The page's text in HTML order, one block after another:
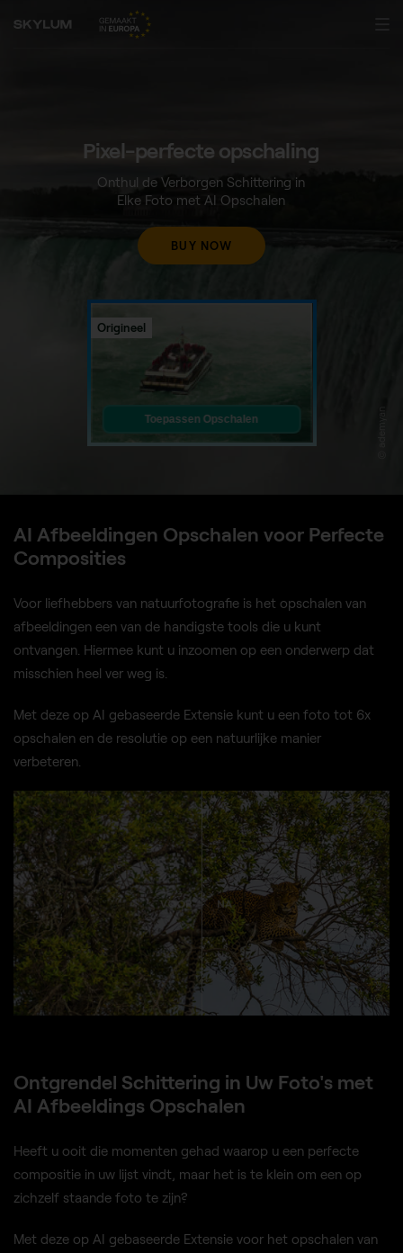
© ademyan
Pixel-perfecte opschaling
Onthul de Verborgen Schittering in
Elke Foto met AI Opschalen
BUY NOW
Origineel
Toepassen Opschalen
AI Afbeeldingen Opschalen voor Perfecte
Composities
Voor liefhebbers van natuurfotografie is het opschalen van
afbeeldingen een van de handigste tools die u kunt
ontvangen. Hiermee kunt u inzoomen op een onderwerp dat
misschien heel ver weg is.
Met deze op AI gebaseerde Extensie kunt u een foto tot 6x
opschalen en de resolutie op een natuurlijke manier
verbeteren.
VOOR NA
© kavramm
Ontgrendel Schittering in Uw Foto's met
AI Afbeeldings Opschalen
Heeft u ooit die momenten gehad waarop u een perfecte
compositie in uw lijst vindt, maar het is te klein om een op
zichzelf staande foto te zijn?
Met deze op AI gebaseerde Extensie voor het opschalen van